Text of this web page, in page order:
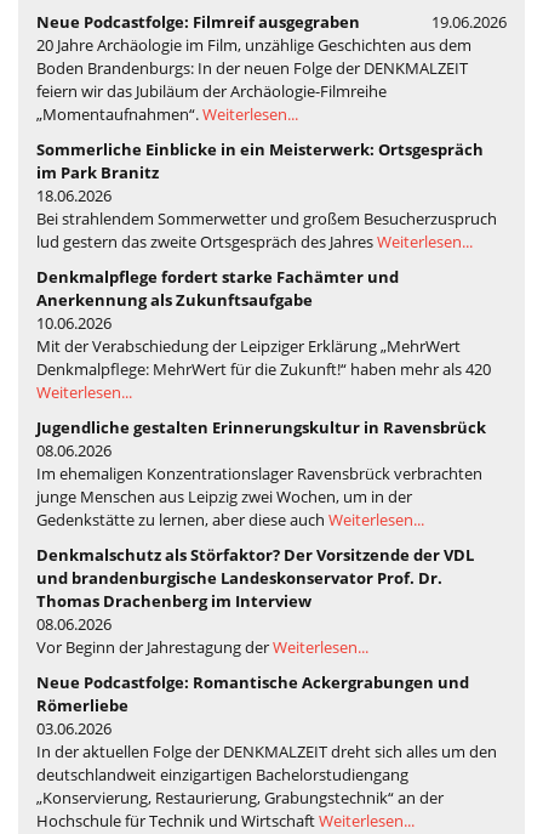
Neue Podcastfolge: Filmreif ausgegraben
19.06.2026
20 Jahre Archäologie im Film, unzählige Geschichten aus dem
Boden Brandenburgs: In der neuen Folge der DENKMALZEIT
feiern wir das Jubiläum der Archäologie-Filmreihe
„Momentaufnahmen“.Weiterlesen...
Sommerliche Einblicke in ein Meisterwerk: Ortsgespräch
im Park Branitz
18.06.2026
Bei strahlendem Sommerwetter und großem Besucherzuspruch
lud gestern das zweite Ortsgespräch des JahresWeiterlesen...
Denkmalpflege fordert starke Fachämter und
Anerkennung als Zukunftsaufgabe
10.06.2026
Mit der Verabschiedung der Leipziger Erklärung „MehrWert
Denkmalpflege: MehrWert für die Zukunft!“ haben mehr als 420
Weiterlesen...
Jugendliche gestalten Erinnerungskultur in Ravensbrück
08.06.2026
Im ehemaligen Konzentrationslager Ravensbrück verbrachten
junge Menschen aus Leipzig zwei Wochen, um in der
Gedenkstätte zu lernen, aber diese auch Weiterlesen...
Denkmalschutz als Störfaktor? Der Vorsitzende der VDL
und brandenburgische Landeskonservator Prof. Dr.
Thomas Drachenberg im Interview
08.06.2026
Vor Beginn der Jahrestagung derWeiterlesen...
Neue Podcastfolge: Romantische Ackergrabungen und
Römerliebe
03.06.2026
In der aktuellen Folge der DENKMALZEIT dreht sich alles um den
deutschlandweit einzigartigen Bachelorstudiengang
„Konservierung, Restaurierung, Grabungstechnik“ an der
Hochschule für Technik und WirtschaftWeiterlesen...